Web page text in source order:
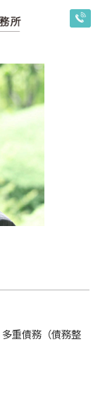
重債務（債務整